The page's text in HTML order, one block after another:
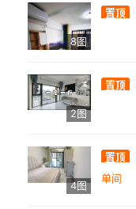
8图
置顶
2图
置顶
4图
置顶
单间